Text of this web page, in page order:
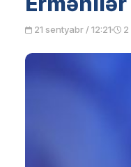
21 sentyabr / 12:21 2